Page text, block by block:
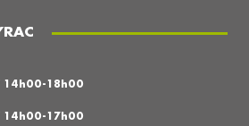
18h00
17h00